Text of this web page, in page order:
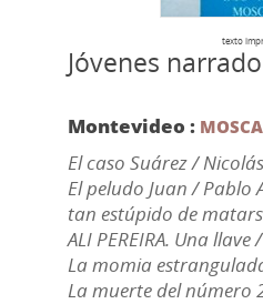
texto
Jóvenes
Montevideo : MOSCA
El caso Suárez / Nicolás
El peludo Juan / Pablo
tan estúpido de
ALI PEREIRA. Una llave
La momia
La muerte del número